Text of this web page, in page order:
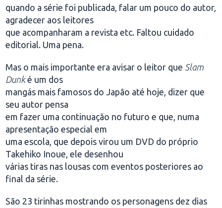
quando a série foi publicada, falar um pouco do autor,
agradecer aos leitores
que acompanharam a revista etc. Faltou cuidado
editorial. Uma pena.
Mas o mais importante era avisar o leitor que Slam
Dunké um dos
mangás mais famosos do Japão até hoje, dizer que
seu autor pensa
em fazer uma continuação no futuro e que, numa
apresentação especial em
uma escola, que depois virou um DVD do próprio
Takehiko Inoue, ele desenhou
várias tiras nas lousas com eventos posteriores ao
final da série.
São 23 tirinhas mostrando os personagens dez dias